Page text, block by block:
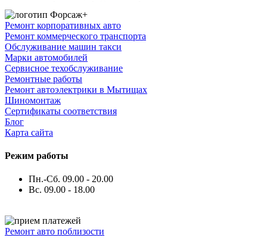
Ремонт корпоративных авто
Ремонт коммерческого транспорта
Обслуживание машин такси
Марки автомобилей
Сервисное техобслуживание
Ремонтные работы
Ремонт автоэлектрики в Мытищах
Шиномонтаж
Сертификаты соответствия
Блог
Карта сайта
Режим работы
Пн.-Сб. 09.00 - 20.00
Вс. 09.00 - 18.00
Ремонт авто поблизости